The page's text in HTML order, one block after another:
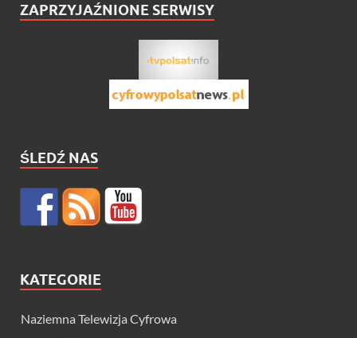
ZAPRZYJAŹNIONE SERWISY
ŚLEDŹ NAS
KATEGORIE
Naziemna Telewizja Cyfrowa